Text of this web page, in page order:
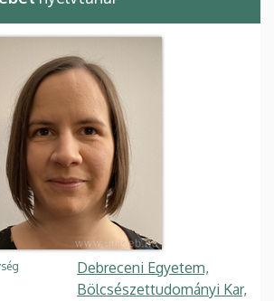
Debreceni Egyetem,
Bölcsészettudományi Kar,